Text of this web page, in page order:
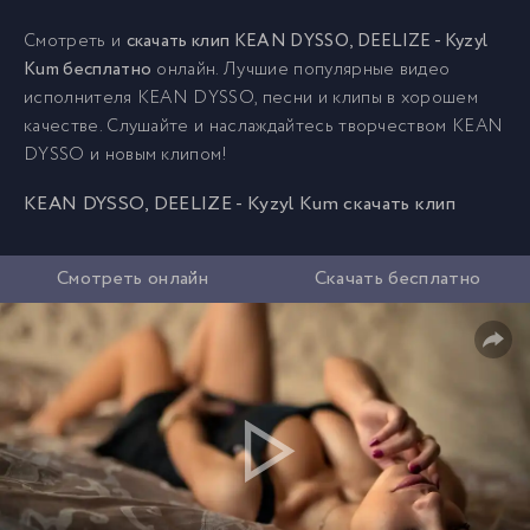
Смотреть и скачать клип KEAN DYSSO, DEELIZE - Kyzyl
Kum бесплатно онлайн. Лучшие популярные видео
исполнителя KEAN DYSSO, песни и клипы в хорошем
качестве. Слушайте и наслаждайтесь творчеством KEAN
DYSSO и новым клипом!
KEAN DYSSO, DEELIZE - Kyzyl Kum скачать клип
Смотреть онлайн Скачать бесплатно